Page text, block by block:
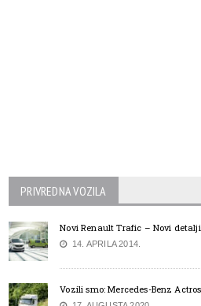
PRIVREDNA VOZILA
Novi Renault Trafic – Novi detalji
14. APRILA 2014.
Vozili smo: Mercedes-Benz